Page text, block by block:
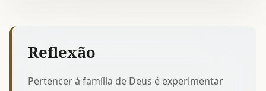
Reflexão
Pertencer à família de Deus é experimentar